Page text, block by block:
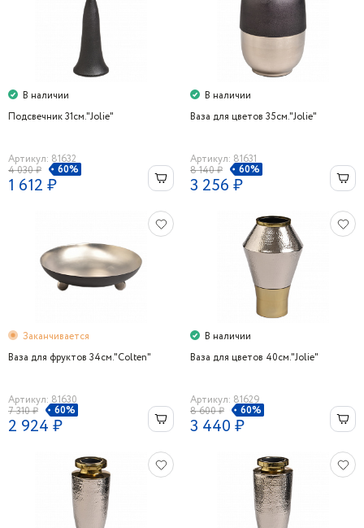
В наличии
Подсвечник 31см."Jolie"
Артикул: 81632
4 030 ₽
60%
1 612 ₽
В наличии
Ваза для цветов 35см."Jolie"
Артикул: 81631
8 140 ₽
60%
3 256 ₽
Заканчивается
Ваза для фруктов 34см."Colten"
Артикул: 81630
7 310 ₽
60%
2 924 ₽
В наличии
Ваза для цветов 40см."Jolie"
Артикул: 81629
8 600 ₽
60%
3 440 ₽